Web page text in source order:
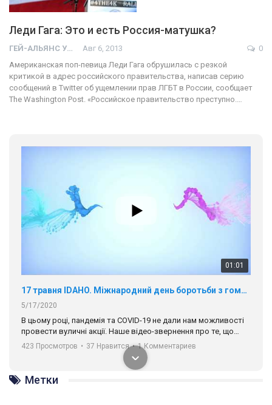
Леди Гага: Это и есть Россия-матушка?
ГЕЙ-АЛЬЯНС УКРАИНА Авг 6, 2013
0
Американская поп-певица Леди Гага обрушилась с резкой
критикой в адрес российского правительства, написав серию
сообщений в Twitter об ущемлении прав ЛГБТ в России, сообщает
The Washington Post. «Российское правительство преступно.…
01:01
17 травня IDAHO. Міжнародний день боротьби з гомофобією трансфобією і біфобія.
5/17/2020
В цьому році, пандемія та COVІD-19 не дали нам можливості
провести вуличні акції. Наше відео-звернення про те, що
навіть коли ми у різних містах та не можемо зустрінеться, ми
разом. Ми закликаємо всіх хто поділяє цінності рівності та
солідарності, приєднатися до нас. Регіональні підрозділи
ГАУ є в 16 областях України.
Разом наш голос лунає гучніше!
423 Просмотров • 37 Нравится • 1 Комментариев
Метки